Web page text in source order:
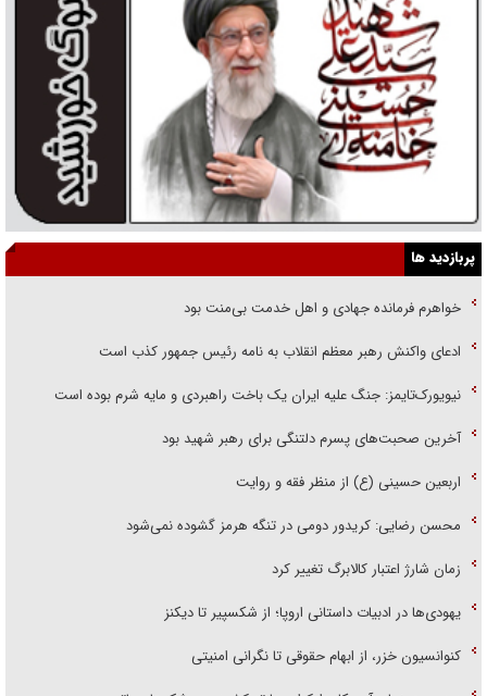
پربازدید ها
خواهرم فرمانده جهادی و اهل خدمت بی‌منت بود
ادعای واکنش رهبر معظم انقلاب به نامه رئیس جمهور کذب است
نیویورک‌تایمز: جنگ علیه ایران یک باخت راهبردی و مایه شرم بوده است
آخرین صحبت‌های پسرم دلتنگی برای رهبر شهید بود
اربعین حسینی (ع) از منظر فقه و روایت
محسن رضایی: کریدور دومی در تنگه هرمز گشوده نمی‌شود
زمان شارژ اعتبار کالابرگ تغییر کرد
یهودی‌ها در ادبیات داستانی اروپا؛ از شکسپیر تا دیکنز
کنوانسیون خزر، از ابهام حقوقی تا نگرانی امنیتی